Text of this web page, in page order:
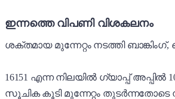
ഇന്നത്തെ വിപണി വിശകലനം
ശക്തമായ മുന്നേറ്റം നടത്തി
16151 എന്ന നിലയിൽ ഗ്യാപ്പ്
സൂചിക കൂടി മുന്നേറ്റം തുടർന്നതോടെ